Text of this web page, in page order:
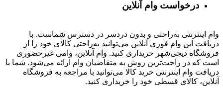
درخواست وام آنلاین
وام اینترنتی به‌راحتی و بدون دردسر در دسترس شماست. با
دریافت این وام فوری آنلاین می‌توانید به‌راحتی کالای خود را از
فروشگاه دیجی‌شهر خریداری کنید. وام آنلاین، وامی غیرحضوری
است که در راحت‌ترین روش به متقاضیان وام ارائه می‌شود. شما با
دریافت وام اینترنتی خرید کالا می‌توانید با مراجعه به فروشگاه
آنلاین، کالای قسطی خود را خریداری کنید.